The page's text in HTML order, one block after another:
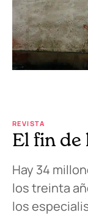
REVISTA
El fin de
Hay 34
los treinta
los